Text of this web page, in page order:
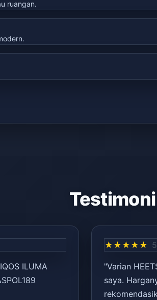
ruangan.
ILUMA
★★★★★
"Varian
saya.